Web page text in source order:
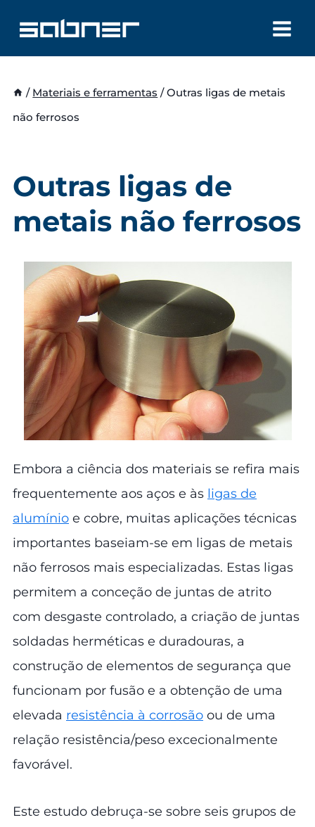
content
/ Materiais e ferramentas / Outras ligas de metais
não ferrosos
Outras ligas de
metais não ferrosos
Embora a ciência dos materiais se refira mais
frequentemente aos aços e às ligas de
alumínio e cobre, muitas aplicações técnicas
importantes baseiam-se em ligas de metais
não ferrosos mais especializadas. Estas ligas
permitem a conceção de juntas de atrito
com desgaste controlado, a criação de juntas
soldadas herméticas e duradouras, a
construção de elementos de segurança que
funcionam por fusão e a obtenção de uma
elevada resistência à corrosão ou de uma
relação resistência/peso excecionalmente
favorável.
Este estudo debruça-se sobre seis grupos de